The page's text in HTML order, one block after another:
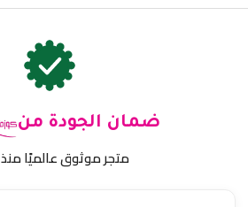
ضمان الجودة من
متجر موثوق عالميًا منذ 2021